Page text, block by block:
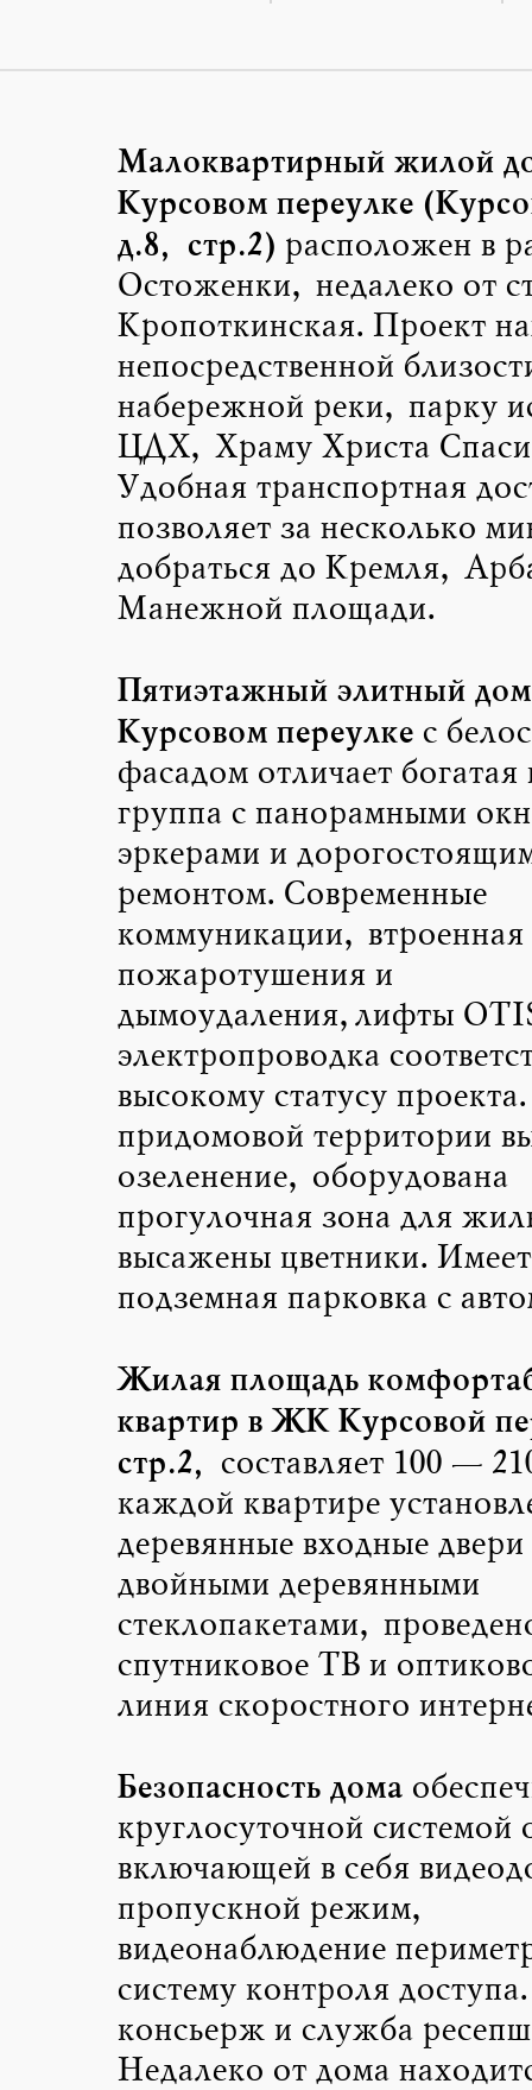
Малоквартирный жилой
Курсовом переулке
д.8, стр.2) расположен в
Остоженки, недалеко от
Кропоткинская. Проект
непосредственной
набережной реки, парку
ЦДХ, Храму Христа
Удобная транспортная
позволяет за несколько
добраться до Кремля,
Манежной площади.
Пятиэтажный элитный дом
Курсовом переулкес
фасадом отличает богатая
группа с панорамными
эркерами и
ремонтом. Современные
коммуникации, втроенная
пожаротушения и
дымоудаления,лифты
электропроводка
высокому статусу
придомовой территории
озеленение, оборудована
прогулочная зона для
высажены цветники.
подземная парковка с
Жилая площадь
квартир в ЖК Курсовой
стр.2,
составляет 100 —
каждой квартире
деревянные входные двери
двойными деревянными
стеклопакетами,
спутниковое ТВ и
линия скоростного
Безопасность дома
круглосуточной системой
включающей в себя
пропускной режим,
видеонаблюдение
систему контроля
консьерж и служба
Недалеко от дома